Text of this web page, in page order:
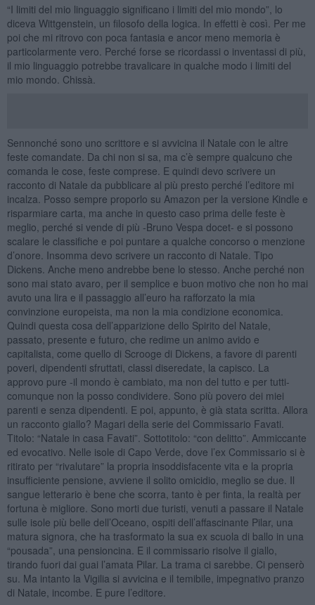
“I limiti del mio linguaggio significano i limiti del mio mondo”, lo
diceva Wittgenstein, un filosofo della logica. In effetti è così. Per me
poi che mi ritrovo con poca fantasia e ancor meno memoria è
particolarmente vero. Perché forse se ricordassi o inventassi di più,
il mio linguaggio potrebbe travalicare in qualche modo i limiti del
mio mondo. Chissà.
Sennonché sono uno scrittore e si avvicina il Natale con le altre
feste comandate. Da chi non si sa, ma c’è sempre qualcuno che
comanda le cose, feste comprese. E quindi devo scrivere un
racconto di Natale da pubblicare al più presto perché l’editore mi
incalza. Posso sempre proporlo su Amazon per la versione Kindle e
risparmiare carta, ma anche in questo caso prima delle feste è
meglio, perché si vende di più -Bruno Vespa docet- e si possono
scalare le classifiche e poi puntare a qualche concorso o menzione
d’onore. Insomma devo scrivere un racconto di Natale. Tipo
Dickens. Anche meno andrebbe bene lo stesso. Anche perché non
sono mai stato avaro, per il semplice e buon motivo che non ho mai
avuto una lira e il passaggio all’euro ha rafforzato la mia
convinzione europeista, ma non la mia condizione economica.
Quindi questa cosa dell’apparizione dello Spirito del Natale,
passato, presente e futuro, che redime un animo avido e
capitalista, come quello di Scrooge di Dickens, a favore di parenti
poveri, dipendenti sfruttati, classi diseredate, la capisco. La
approvo pure -il mondo è cambiato, ma non del tutto e per tutti-
comunque non la posso condividere. Sono più povero dei miei
parenti e senza dipendenti. E poi, appunto, è già stata scritta. Allora
un racconto giallo? Magari della serie del Commissario Favati.
Titolo: “Natale in casa Favati”. Sottotitolo: “con delitto”. Ammiccante
ed evocativo. Nelle isole di Capo Verde, dove l’ex Commissario si è
ritirato per “rivalutare” la propria insoddisfacente vita e la propria
insufficiente pensione, avviene il solito omicidio, meglio se due. Il
sangue letterario è bene che scorra, tanto è per finta, la realtà per
fortuna è migliore. Sono morti due turisti, venuti a passare il Natale
sulle isole più belle dell’Oceano, ospiti dell’affascinante Pilar, una
matura signora, che ha trasformato la sua ex scuola di ballo in una
“pousada”, una pensioncina. E il commissario risolve il giallo,
tirando fuori dai guai l’amata Pilar. La trama ci sarebbe. Ci penserò
su. Ma intanto la Vigilia si avvicina e il temibile, impegnativo pranzo
di Natale, incombe. E pure l’editore.